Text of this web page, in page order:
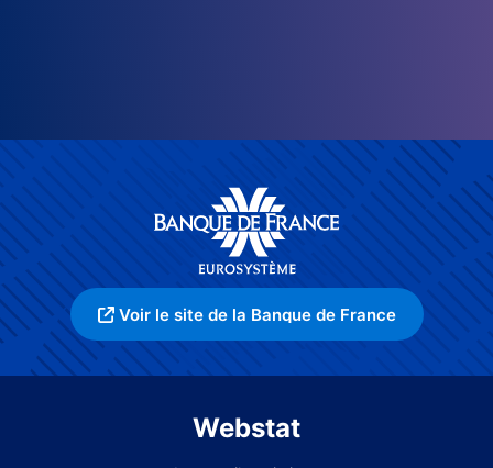
Voir le site de la Banque de France
Webstat